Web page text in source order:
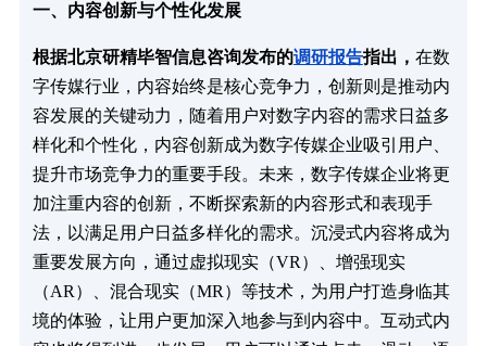
一、内容创新与个性化发展​
根据北京研精毕智信息咨询发布的调研报告指出， 在数
字传媒行业，内容始终是核心竞争力，创新则是推动内
容发展的关键动力，随着用户对数字内容的需求日益多
样化和个性化，内容创新成为数字传媒企业吸引用户、
提升市场竞争力的重要手段。未来，数字传媒企业将更
加注重内容的创新，不断探索新的内容形式和表现手
法，以满足用户日益多样化的需求。沉浸式内容将成为
重要发展方向，通过虚拟现实（VR）、增强现实
（AR）、混合现实（MR）等技术，为用户打造身临其
境的体验，让用户更加深入地参与到内容中。互动式内